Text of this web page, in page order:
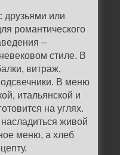
друзьями или
романтического
–
стиле. В
витраж,
В меню
итальянской и
на углях.
живой
меню, а хлеб